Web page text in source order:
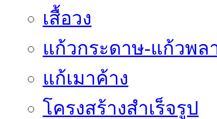
เสื้อวง
แก้วกระดาษ-แก้วพล
แก้เมาค้าง
โครงสร้างสำเร็จรูป